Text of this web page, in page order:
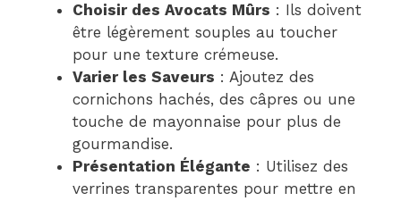
Choisir des Avocats Mûrs : Ils doivent
être légèrement souples au toucher
pour une texture crémeuse.
Varier les Saveurs : Ajoutez des
cornichons hachés, des câpres ou une
touche de mayonnaise pour plus de
gourmandise.
Présentation Élégante : Utilisez des
verrines transparentes pour mettre en